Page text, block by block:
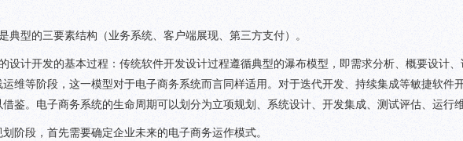
典型的三要素结构（业务系统、客户端展现、第三方支付）。
设计开发的基本过程：传统软件开发设计过程遵循典型的瀑布模型，即需求分析、概要设计
维等阶段，这一模型对于电子商务系统而言同样适用。对于迭代开发、持续集成等敏捷软件
鉴。电子商务系统的生命周期可以划分为立项规划、系统设计、开发集成、测试评估、运行
阶段，首先需要确定企业未来的电子商务运作模式。